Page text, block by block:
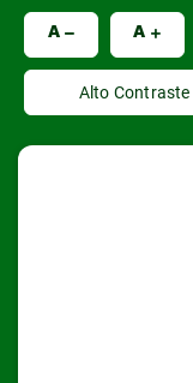
A A
Alto Contraste